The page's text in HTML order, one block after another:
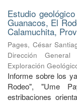
Estudio
Guanacos, El
Calamuchita,
Pages, César
Dirección
Exploración
Informe sobre los
Rodeo", "Ume
estribaciones